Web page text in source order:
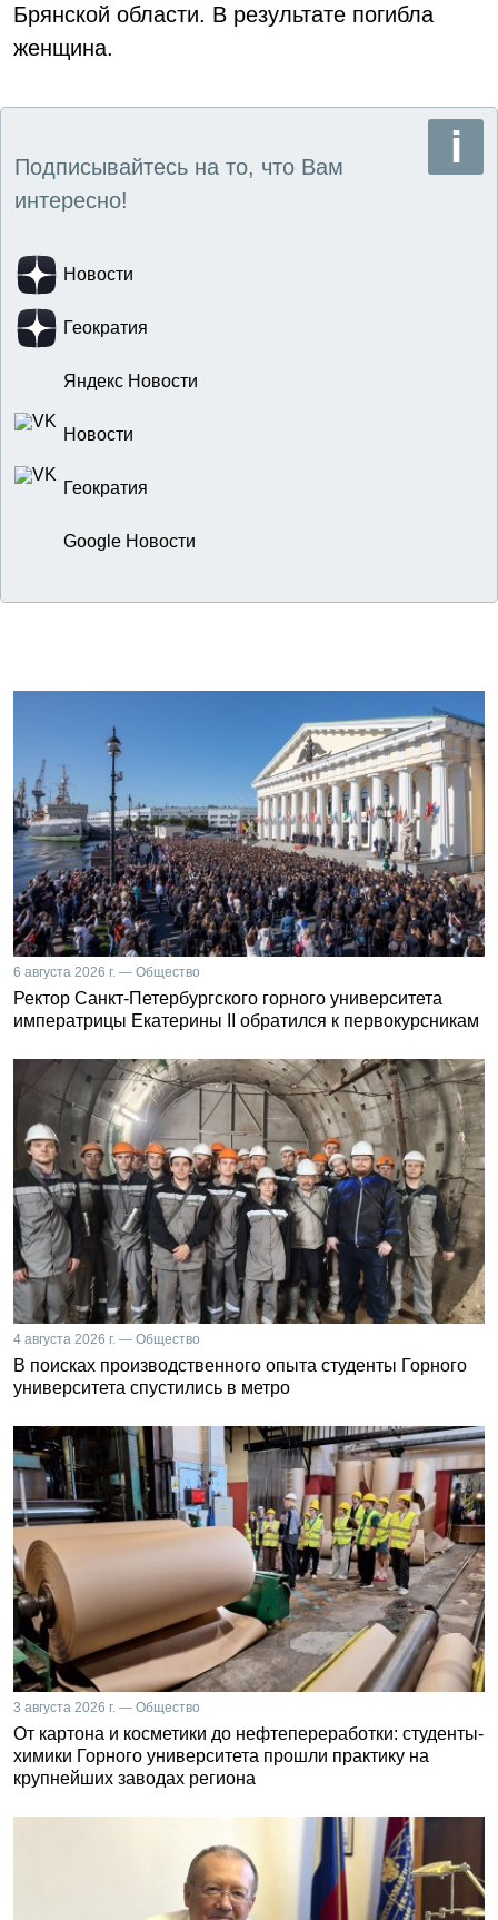
Брянской области. В результате погибла
женщина.
Подписывайтесь на то, что Вам
интересно!
Новости
Геократия
Яндекс Новости
Новости
Геократия
Google Новости
6 августа 2026 г. — Общество
Ректор Санкт-Петербургского горного университета
императрицы Екатерины II обратился к первокурсникам
4 августа 2026 г. — Общество
В поисках производственного опыта студенты Горного
университета спустились в метро
3 августа 2026 г. — Общество
От картона и косметики до нефтепереработки: студенты-
химики Горного университета прошли практику на
крупнейших заводах региона